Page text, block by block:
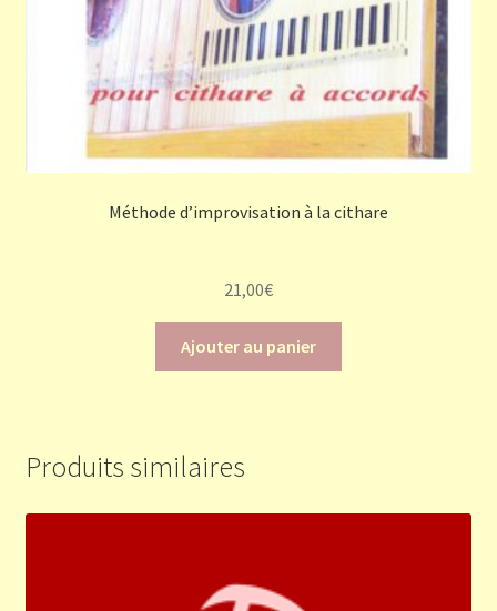
Méthode d’improvisation à la cithare
21,00€
Ajouter au panier
Produits similaires